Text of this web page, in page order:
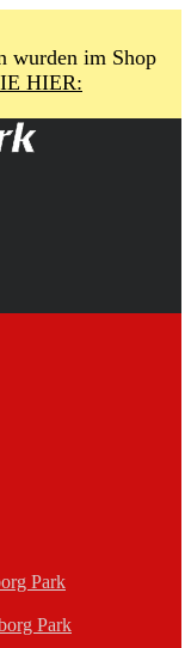
wurden im Shop
HIER:
Park
Park